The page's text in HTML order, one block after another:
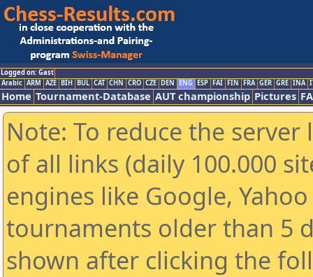
Logged on: Gast
Arabic ARM AZE BIH BUL CAT CHN CRO CZE DEN ENG ESP FAI FIN FRA GER GRE INA
Home Tournament-Database AUT championship Pictures
Note: To reduce the
of all links (daily 100.000
engines like Google,
tournaments older than 5
shown after clicking the